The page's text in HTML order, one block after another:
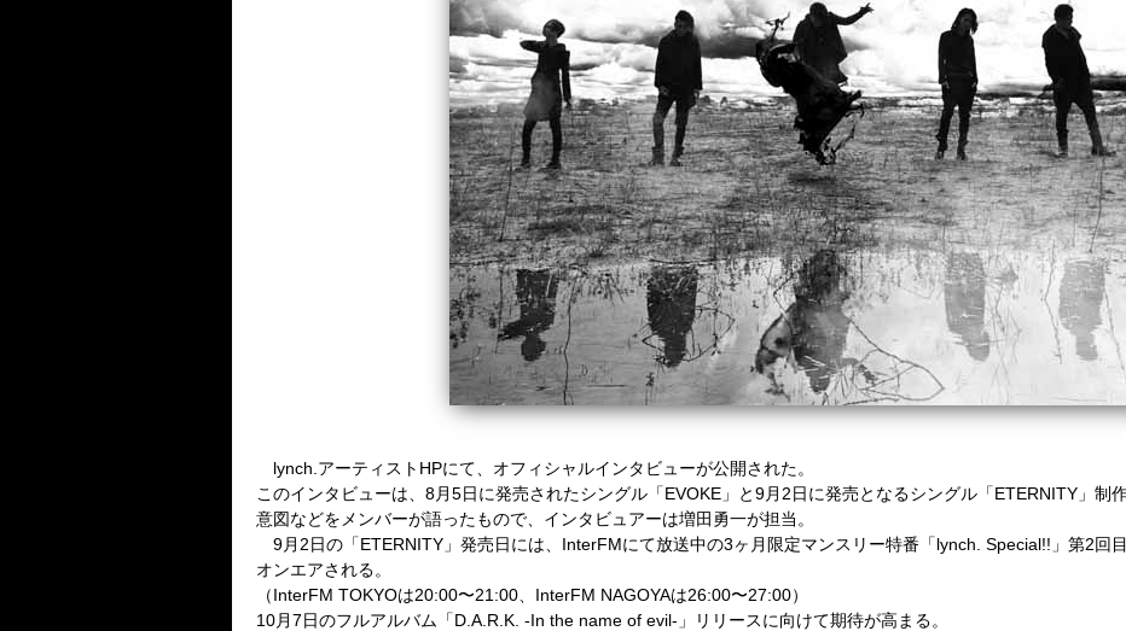
lynch.アーティストHPにて、オフィシャルインタビューが公開された。
このインタビューは、8月5日に発売されたシングル「EVOKE」と9月2日に発売となるシングル「ETERNITY」制
意図などをメンバーが語ったもので、インタビュアーは増田勇一が担当。
9月2日の「ETERNITY」発売日には、InterFMにて放送中の3ヶ月限定マンスリー特番「lynch. Special!!」第2回
オンエアされる。
（InterFM TOKYOは20:00〜21:00、InterFM NAGOYAは26:00〜27:00）
10月7日のフルアルバム「D.A.R.K. -In the name of evil-」リリースに向けて期待が高まる。